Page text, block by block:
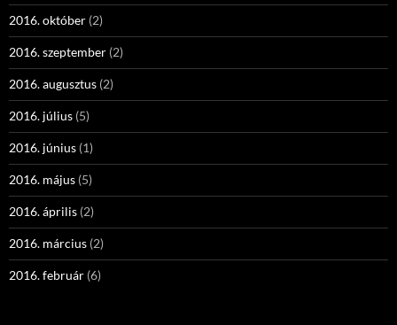
2016. október (2)
2016. szeptember (2)
2016. augusztus (2)
2016. július (5)
2016. június (1)
2016. május (5)
2016. április (2)
2016. március (2)
2016. február (6)